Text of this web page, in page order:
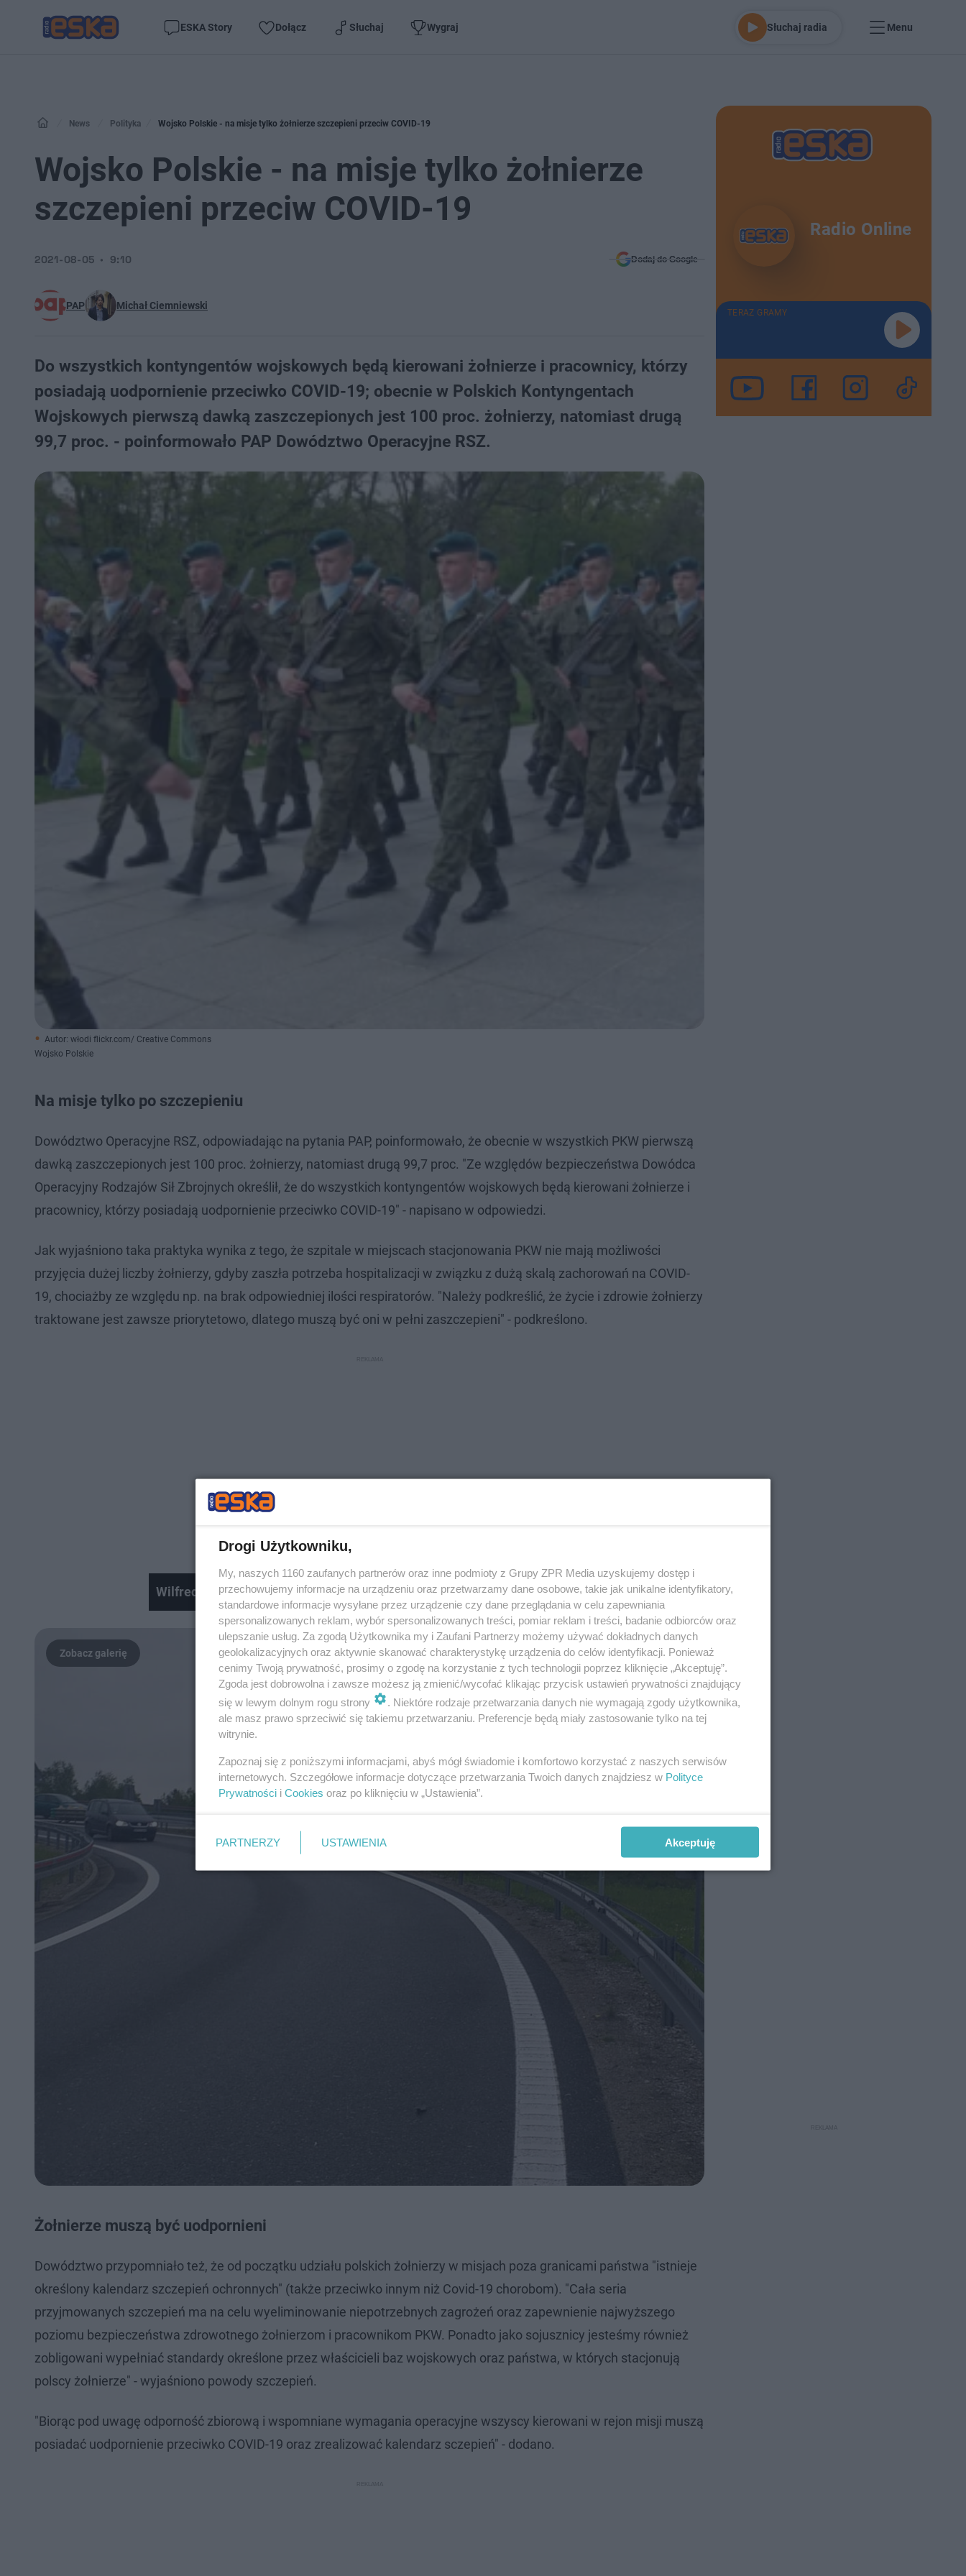
ESKA Story Dołącz Słuchaj Wygraj Słuchaj radia Menu
News Polityka Wojsko Polskie - na misje tylko żołnierze szczepieni przeciw COVID-19
Wojsko Polskie - na misje tylko żołnierze
szczepieni przeciw COVID-19
PAP Michał Ciemniewski
2021-08-05 9:10 Dodaj do Google
Do wszystkich kontyngentów wojskowych będą kierowani żołnierze i pracownicy, którzy
posiadają uodpornienie przeciwko COVID-19; obecnie w Polskich Kontyngentach
Wojskowych pierwszą dawką zaszczepionych jest 100 proc. żołnierzy, natomiast drugą
99,7 proc. - poinformowało PAP Dowództwo Operacyjne RSZ.
Autor: włodi flickr.com/ Creative Commons
Wojsko Polskie
Na misje tylko po szczepieniu
Dowództwo Operacyjne RSZ, odpowiadając na pytania PAP, poinformowało, że obecnie w wszystkich PKW pierwszą
dawką zaszczepionych jest 100 proc. żołnierzy, natomiast drugą 99,7 proc. "Ze względów bezpieczeństwa Dowódca
Operacyjny Rodzajów Sił Zbrojnych określił, że do wszystkich kontyngentów wojskowych będą kierowani żołnierze i
pracownicy, którzy posiadają uodpornienie przeciwko COVID-19" - napisano w odpowiedzi.
Jak wyjaśniono taka praktyka wynika z tego, że szpitale w miejscach stacjonowania PKW nie mają możliwości
przyjęcia dużej liczby żołnierzy, gdyby zaszła potrzeba hospitalizacji w związku z dużą skalą zachorowań na COVID-
19, chociażby ze względu np. na brak odpowiedniej ilości respiratorów. "Należy podkreślić, że życie i zdrowie żołnierzy
traktowane jest zawsze priorytetowo, dlatego muszą być oni w pełni zaszczepieni" - podkreślono.
Wilfredo Leon po powrocie z igrzysk Tokio 2020
5
Żołnierze muszą być uodpornieni
Dowództwo przypomniało też, że od początku udziału polskich żołnierzy w misjach poza granicami państwa "istnieje
określony kalendarz szczepień ochronnych" (także przeciwko innym niż Covid-19 chorobom). "Cała seria
przyjmowanych szczepień ma na celu wyeliminowanie niepotrzebnych zagrożeń oraz zapewnienie najwyższego
poziomu bezpieczeństwa zdrowotnego żołnierzom i pracownikom PKW. Ponadto jako sojusznicy jesteśmy również
zobligowani wypełniać standardy określone przez właścicieli baz wojskowych oraz państwa, w których stacjonują
polscy żołnierze" - wyjaśniono powody szczepień.
"Biorąc pod uwagę odporność zbiorową i wspomniane wymagania operacyjne wszyscy kierowani w rejon misji muszą
posiadać uodpornienie przeciwko COVID-19 oraz zrealizować kalendarz sczepień" - dodano.
Radio Online
TERAZ GRAMY
Drogi Użytkowniku,
My, naszych 1160 zaufanych partnerów oraz inne podmioty z Grupy ZPR Media uzyskujemy dostęp i
przechowujemy informacje na urządzeniu oraz przetwarzamy dane osobowe, takie jak unikalne identyfikatory,
standardowe informacje wysyłane przez urządzenie czy dane przeglądania w celu zapewniania
spersonalizowanych reklam, wybór spersonalizowanych treści, pomiar reklam i treści, badanie odbiorców oraz
ulepszanie usług. Za zgodą Użytkownika my i Zaufani Partnerzy możemy używać dokładnych danych
geolokalizacyjnych oraz aktywnie skanować charakterystykę urządzenia do celów identyfikacji. Ponieważ
cenimy Twoją prywatność, prosimy o zgodę na korzystanie z tych technologii poprzez kliknięcie „Akceptuję”.
Zgoda jest dobrowolna i zawsze możesz ją zmienić/wycofać klikając przycisk ustawień prywatności znajdujący
się w lewym dolnym rogu strony
. Niektóre rodzaje przetwarzania danych nie wymagają zgody użytkownika,
ale masz prawo sprzeciwić się takiemu przetwarzaniu. Preferencje będą miały zastosowanie tylko na tej
witrynie.
Zapoznaj się z poniższymi informacjami, abyś mógł świadomie i komfortowo korzystać z naszych serwisów
internetowych. Szczegółowe informacje dotyczące przetwarzania Twoich danych znajdziesz w Polityce
Prywatności i Cookies oraz po kliknięciu w „Ustawienia”.
PARTNERZY USTAWIENIA Akceptuję